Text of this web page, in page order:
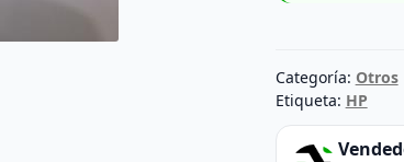
Categoría: Otros
Etiqueta: HP